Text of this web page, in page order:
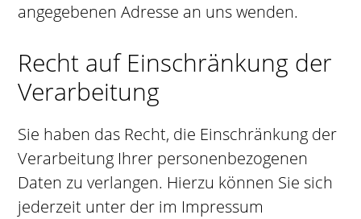
angegebenen Adresse an uns wenden.
Recht auf Einschränkung der
Verarbeitung
Sie haben das Recht, die Einschränkung der
Verarbeitung Ihrer personenbezogenen
Daten zu verlangen. Hierzu können Sie sich
jederzeit unter der im Impressum